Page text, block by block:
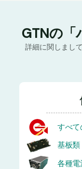
GTNの「
詳細に関しまし
すべて
基板類
各種電